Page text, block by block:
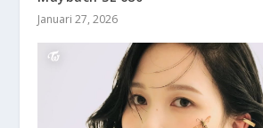
Januari 27, 2026